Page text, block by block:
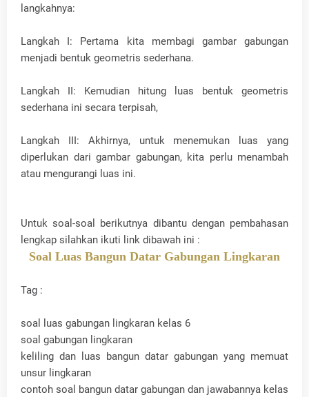
langkahnya:
Langkah I: Pertama kita membagi gambar gabungan
menjadi bentuk geometris sederhana.
Langkah II: Kemudian hitung luas bentuk geometris
sederhana ini secara terpisah,
Langkah III: Akhirnya, untuk menemukan luas yang
diperlukan dari gambar gabungan, kita perlu menambah
atau mengurangi luas ini.
Untuk soal-soal berikutnya dibantu dengan pembahasan
lengkap silahkan ikuti link dibawah ini :
Soal Luas Bangun Datar Gabungan Lingkaran
Tag :
soal luas gabungan lingkaran kelas 6
soal gabungan lingkaran
keliling dan luas bangun datar gabungan yang memuat
unsur lingkaran
contoh soal bangun datar gabungan dan jawabannya kelas